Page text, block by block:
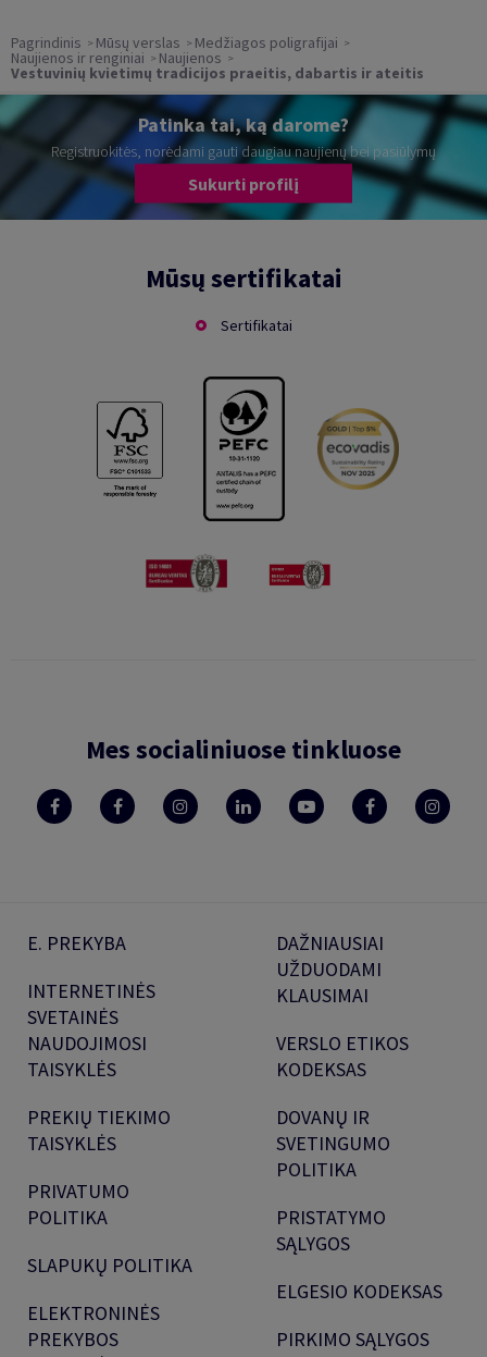
Pagrindinis Mūsų verslas Medžiagos poligrafijai
Naujienos ir renginiai Naujienos
Vestuvinių kvietimų tradicijos praeitis, dabartis ir ateitis
Patinka tai, ką darome?
Registruokitės, norėdami gauti daugiau naujienų bei pasiūlymų
Sukurti profilį
Mūsų sertifikatai
Sertifikatai
Mes socialiniuose tinkluose
E. PREKYBA
INTERNETINĖS
SVETAINĖS
NAUDOJIMOSI
TAISYKLĖS
PREKIŲ TIEKIMO
TAISYKLĖS
PRIVATUMO
POLITIKA
SLAPUKŲ POLITIKA
ELEKTRONINĖS
PREKYBOS
DAŽNIAUSIAI
UŽDUODAMI
KLAUSIMAI
VERSLO ETIKOS
KODEKSAS
DOVANŲ IR
SVETINGUMO
POLITIKA
PRISTATYMO
SĄLYGOS
ELGESIO KODEKSAS
PIRKIMO SĄLYGOS